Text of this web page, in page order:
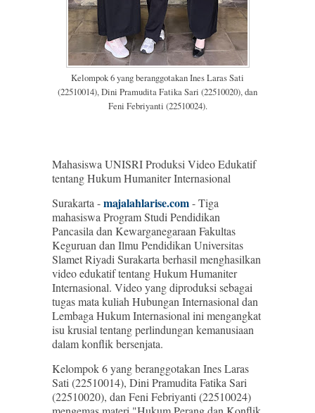
Kelompok 6 yang beranggotakan Ines Laras Sati
(22510014), Dini Pramudita Fatika Sari (22510020), dan
Feni Febriyanti (22510024).
Mahasiswa UNISRI Produksi Video Edukatif
tentang Hukum Humaniter Internasional
Surakarta -majalahlarise.com- Tiga
mahasiswa Program Studi Pendidikan
Pancasila dan Kewarganegaraan Fakultas
Keguruan dan Ilmu Pendidikan Universitas
Slamet Riyadi Surakarta berhasil menghasilkan
video edukatif tentang Hukum Humaniter
Internasional. Video yang diproduksi sebagai
tugas mata kuliah Hubungan Internasional dan
Lembaga Hukum Internasional ini mengangkat
isu krusial tentang perlindungan kemanusiaan
dalam konflik bersenjata.
Kelompok 6 yang beranggotakan Ines Laras
Sati (22510014), Dini Pramudita Fatika Sari
(22510020), dan Feni Febriyanti (22510024)